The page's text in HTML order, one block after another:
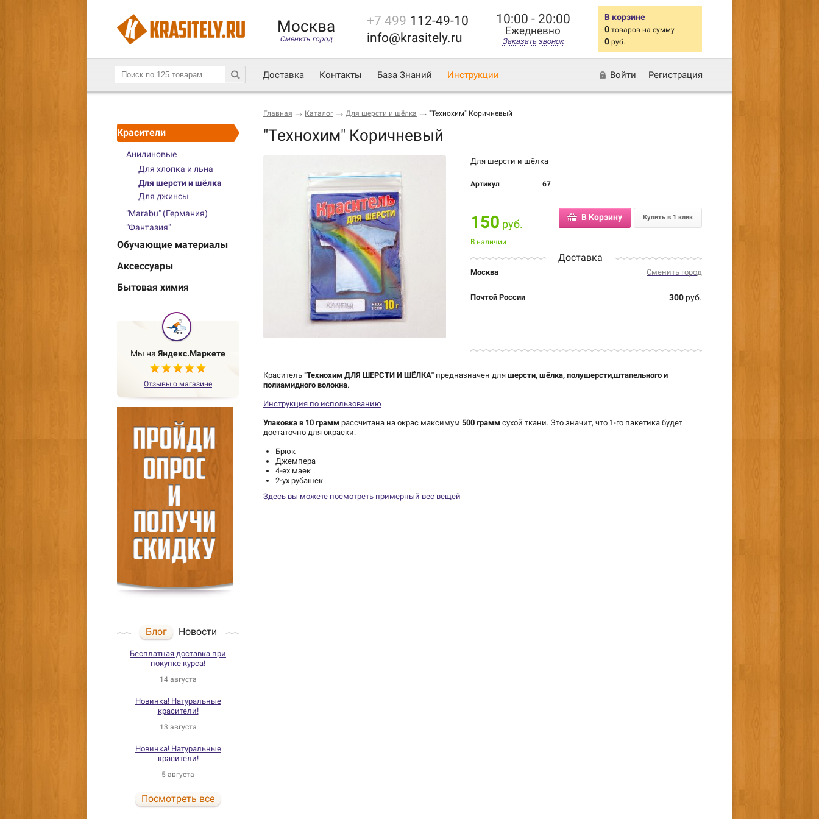
Москва
Сменить город
+7 499 112-49-10
info@krasitely.ru
10:00 - 20:00
Ежедневно
Заказать звонок
В корзине
0 товаров на сумму
0 руб.
Доставка Контакты База Знаний Инструкции Войти Регистрация
Красители
Анилиновые
Для хлопка и льна
Для шерсти и шёлка
Для джинсы
"Marabu" (Германия)
"Фантазия"
Обучающие материалы
Аксессуары
Бытовая химия
Мы на Яндекс.Маркете
Отзывы о магазине
Блог Новости
Бесплатная доставка при
покупке курса!
14 августа
Новинка! Натуральные
красители!
13 августа
Новинка! Натуральные
красители!
5 августа
Посмотреть все
Главная Каталог Для шерсти и шёлка "Технохим" Коричневый
"Технохим" Коричневый
Для шерсти и шёлка
Артикул 67
150 руб.
В наличии
В Корзину Купить в 1 клик
Доставка
Сменить город
Москва
300 руб.
Почтой России
Краситель "Технохим ДЛЯ ШЕРСТИ И ШЁЛКА" предназначен для шерсти, шёлка, полушерсти,штапельного и
полиамидного волокна.
Инструкция по использованию
Упаковка в 10 грамм рассчитана на окрас максимум 500 грамм сухой ткани. Это значит, что 1-го пакетика будет
достаточно для окраски:
Брюк
Джемпера
4-ех маек
2-ух рубашек
Здесь вы можете посмотреть примерный вес вещей